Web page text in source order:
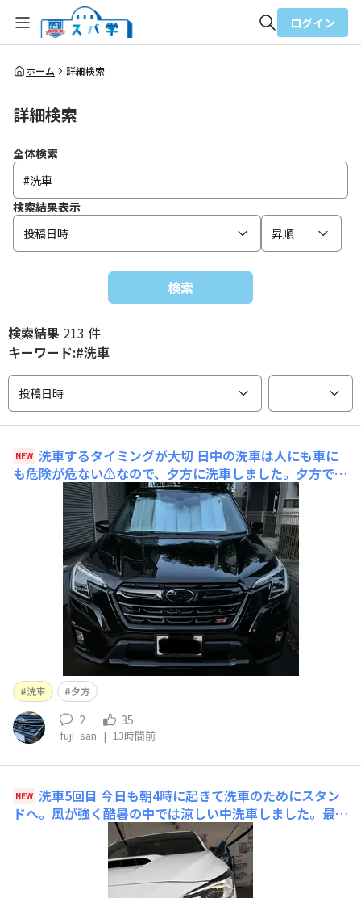
全体検索
ログイン
ホーム 詳細検索
詳細検索
全体検索
検索結果表示
投稿日時
昇順
検索
検索結果 213 件
キーワード:#洗車
投稿日時
NEW 洗車するタイミングが大切 日中の洗車は人にも車に
も危険が危ない⚠️なので、夕方に洗車しました。夕方でも
暑いですが、陽射しがないので車には優しい環境です。泡
洗車でピカピカ🚙✨もちろん、自分は汗だく💦おまけに蚊
🦟の餌食に…
洗車 夕方
2 35
fuji_san | 13時間前
NEW 洗車5回目 今日も朝4時に起きて洗車のためにスタン
ドへ。風が強く酷暑の中では涼しい中洗車しました。最近
クーラー付けっ放しだから燃費悪いなーと思っていたので
すが、洗車後に空気圧を確認すると4輪とも減っていたの
で、これだー！ってなりました。 特にリアが結構抜けて
ましたね。フルタイムAWDの車を所持するのが初めてな